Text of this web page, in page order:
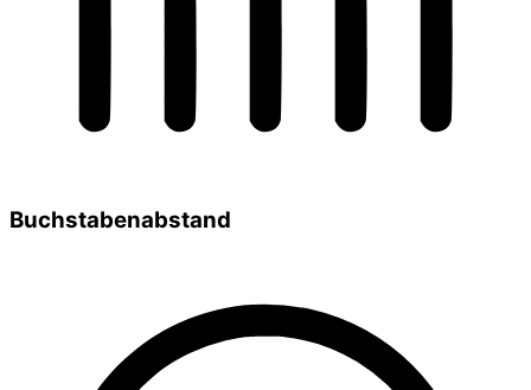
Buchstabenabstand